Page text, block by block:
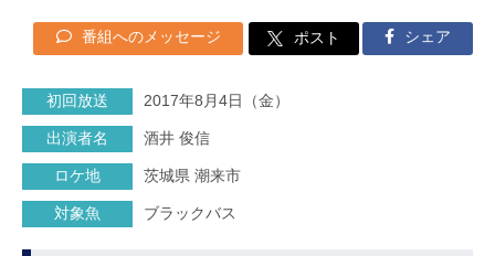
番組へのメッセージ ポスト シェア
初回放送 2017年8月4日（金）
出演者名 酒井 俊信
ロケ地 茨城県 潮来市
対象魚 ブラックバス